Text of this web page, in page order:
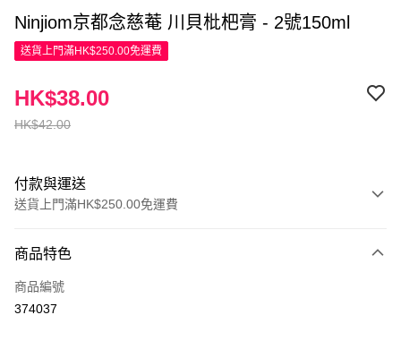
Ninjiom京都念慈菴 川貝枇杷膏 - 2號150ml
送貨上門滿HK$250.00免運費
HK$42.00
HK$38.00
付款與運送
送貨上門滿HK$250.00免運費
信用卡
Apple Pay
商品特色
商品編號
374037